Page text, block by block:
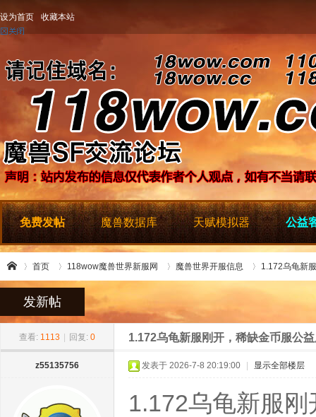
设为首页 收藏本站
免费发帖 魔兽数据库 天赋模拟器 公益
首页 118wow魔兽世界新服网 魔兽世界开服信息 1.172乌龟新
发新帖
查看: 1113 回复: 0 1.172乌龟新服刚开，稀缺金币服公
z55135756 发表于 2026-7-8 20:19:00 显示全部楼层
1.172乌龟新服